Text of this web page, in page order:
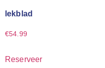
lekblad
€54.99
Reserveer